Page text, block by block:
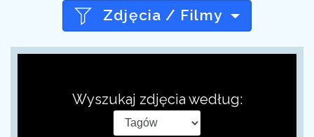
Zdjęcia / Filmy
Wyszukaj zdjęcia według: